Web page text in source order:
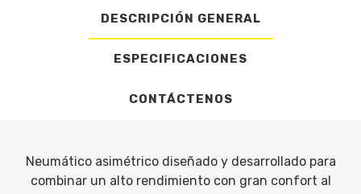
DESCRIPCIÓN GENERAL
ESPECIFICACIONES
CONTÁCTENOS
Neumático asimétrico diseñado y desarrollado para
combinar un alto rendimiento con gran confort al